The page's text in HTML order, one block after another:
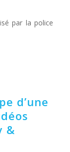
par la police
d’une
&